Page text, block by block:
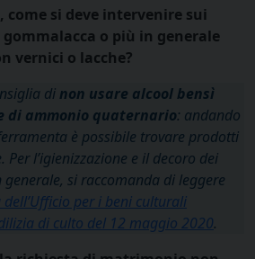
come si deve intervenire sui
o più in generale
vernici o lacche?
di non usare alcool bensì
di ammonio quaternario: andando
è possibile trovare prodotti
Per l’igienizzazione e il decoro dei
si raccomanda di leggere
dell’Ufficio per i beni culturali
di culto del 12 maggio 2020.